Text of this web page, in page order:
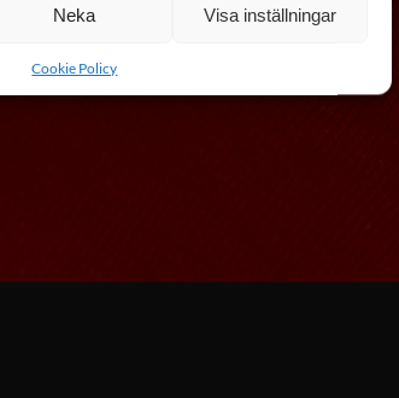
Neka Visa inställningar
Cookie Policy